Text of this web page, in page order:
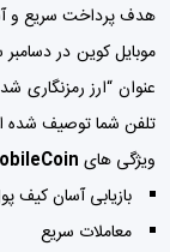
هدف پرداخت سریع و
عنوان “ارز رمزنگاری
تلفن شما توصیف شده
ویژگی های
بازیابی آسانکیف
معاملات سریع